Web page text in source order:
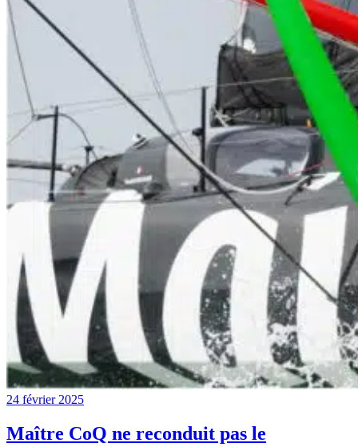
24 février 2025
Maître CoQ ne reconduit pas le